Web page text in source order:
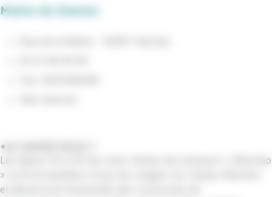
Mairie de Dannes
*LE SAVIEZ-VOUS ?
Les lignes 16 à 210 de votre réseau de transport « Marinéo
» sont accessibles à tous les usagers du réseau Marinéo
et desservent l’ensemble des communes de